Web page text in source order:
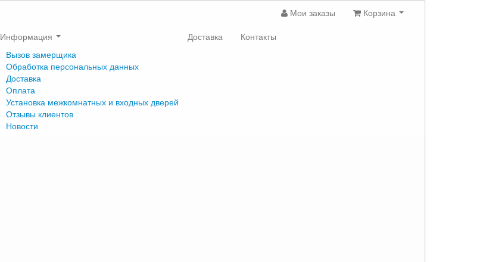
Мои заказы
Корзина
Информация
Вызов замерщика
Обработка персональных данных
Доставка
Оплата
Установка межкомнатных и входных дверей
Отзывы клиентов
Новости
Доставка Контакты